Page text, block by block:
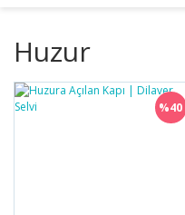
Huzur
%40